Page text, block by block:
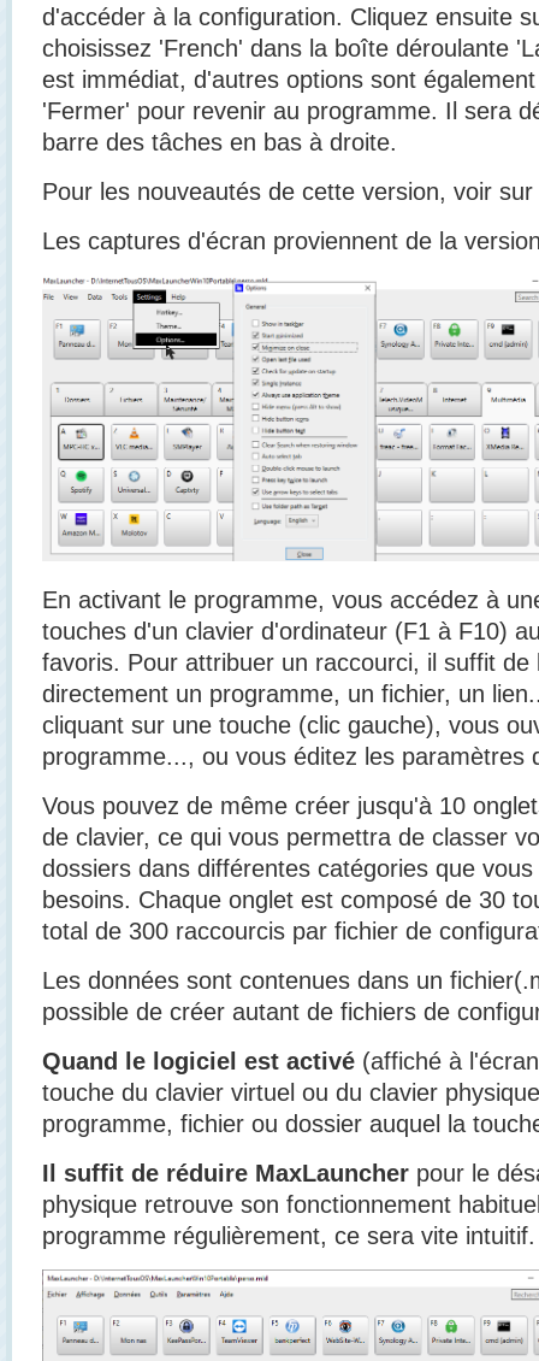
d'accéder à la configuration. Cliquez ensuite
choisissez 'French' dans la boîte déroulante
est immédiat, d'autres options sont
'Fermer' pour revenir au programme. Il sera
barre des tâches en bas à droite.
Pour les nouveautés de cette version, voir
Les captures d'écran proviennent de la
En activant le programme, vous accédez à
touches d'un clavier d'ordinateur (F1 à F10)
favoris. Pour attribuer un raccourci, il suffit de
directement un programme, un fichier, un
cliquant sur une touche (clic gauche), vous
programme..., ou vous éditez les paramètres
Vous pouvez de même créer jusqu'à 10
de clavier, ce qui vous permettra de classer
dossiers dans différentes catégories que
besoins. Chaque onglet est composé de 30
total de 300 raccourcis par fichier de
Les données sont contenues dans un
possible de créer autant de fichiers de
Quand le logiciel est activé (affiché à
touche du clavier virtuel ou du clavier
programme, fichier ou dossier auquel la
Il suffit de réduire MaxLauncher pour le
physique retrouve son fonctionnement
programme régulièrement, ce sera vite intuitif.